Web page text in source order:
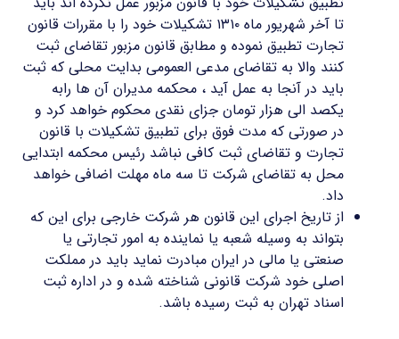
تا آخر شهریور ماه ۱۳۱۰ تشکیلات خود را با مقررات قانون
تجارت تطبیق نموده و مطابق قانون مزبور تقاضای ثبت
کنند والا به تقاضای مدعی العمومی بدایت محلی که ثبت
باید در آنجا به عمل آید ، محکمه مدیران آن ها رابه
یکصد الی هزار تومان جزای نقدی محکوم خواهد کرد و
در صورتی که مدت فوق برای تطبیق تشکیلات با قانون
تجارت و تقاضای ثبت کافی نباشد رئیس محکمه ابتدایی
محل به تقاضای شرکت تا سه ماه مهلت اضافی خواهد
داد.
از تاریخ اجرای این قانون هر شرکت خارجی برای این که
بتواند به وسیله شعبه یا نماینده به امور تجارتی یا
صنعتی یا مالی در ایران مبادرت نماید باید در مملکت
اصلی خود شرکت قانونی شناخته شده و در اداره ثبت
اسناد تهران به ثبت رسیده باشد.